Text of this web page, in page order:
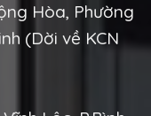
Hòa, Phường
(Dời về KCN